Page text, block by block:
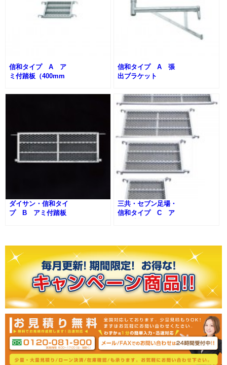
信和タイプ A ア
ミ付踏板（400mm
信和タイプ A 張
出ブラケット
ダイサン・信和タイ
プ B アミ付踏板
三共・セブン足場・
信和タイプ C ア